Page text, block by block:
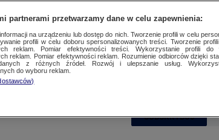
SUBSKRYBUJ
partnerami przetwarzamy dane w celu zapewnienia:
na urządzeniu lub dostęp do nich. Tworzenie profili w celu
profili w celu doboru spersonalizowanych treści. Tworzenie
reklam. Pomiar efektywności treści. Wykorzystanie profili do
reklam. Pomiar efektywności reklam. Rozumienie odbiorców dzięki
z różnych źródeł. Rozwój i ulepszanie usług.
do wyboru reklam.